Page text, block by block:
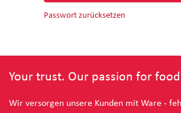
Passwort zurücksetzen
Your trust. Our passion for
Wir versorgen unsere Kunden mit Ware -